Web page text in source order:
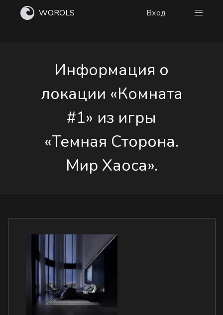
WOROLS Вход
Информация о
локации «Комната
#1» из игры
«Темная Сторона.
Мир Хаоса».